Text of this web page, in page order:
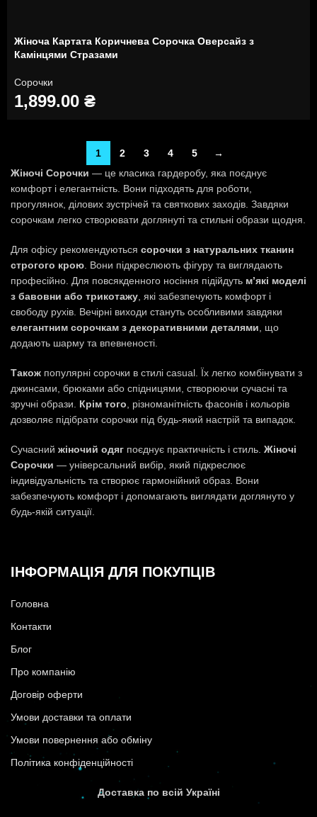
Жіноча Картата Коричнева Сорочка Оверсайз з
Камінцями Стразами
Сорочки
1,899.00 ₴
1 2 3 4 5
→
Жіночі Сорочки — це класика гардеробу, яка поєднує
комфорт і елегантність. Вони підходять для роботи,
прогулянок, ділових зустрічей та святкових заходів. Завдяки
сорочкам легко створювати доглянуті та стильні образи щодня.
Для офісу рекомендуються сорочки з натуральних тканин
строгого крою . Вони підкреслюють фігуру та виглядають
професійно. Для повсякденного носіння підійдуть м’які моделі
з бавовни або трикотажу , які забезпечують комфорт і
свободу рухів. Вечірні виходи стануть особливими завдяки
елегантним сорочкам з декоративними деталями , що
додають шарму та впевненості.
Також популярні сорочки в стилі casual. Їх легко комбінувати з
джинсами, брюками або спідницями, створюючи сучасні та
зручні образи. Крім того , різноманітність фасонів і кольорів
дозволяє підібрати сорочки під будь-який настрій та випадок.
Сучасний жіночий одяг поєднує практичність і стиль. Жіночі
Сорочки — універсальний вибір, який підкреслює
індивідуальність та створює гармонійний образ. Вони
забезпечують комфорт і допомагають виглядати доглянуто у
будь-якій ситуації.
ІНФОРМАЦІЯ ДЛЯ ПОКУПЦІВ
Головна
Контакти
Блог
Про компанію
Договір оферти
Умови доставки та оплати
Умови повернення або обміну
Політика конфіденційності
Доставка по всій Україні